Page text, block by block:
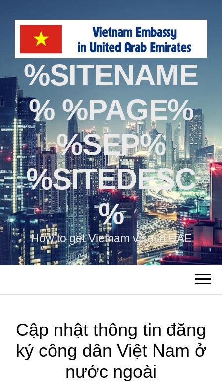
%SITENAME
% %PAGE%
%SEP%
%SITEDESC
%
How to get Vietnam visa in UAE
Cập nhật thông tin đăng
ký công dân Việt Nam ở
nước ngoài